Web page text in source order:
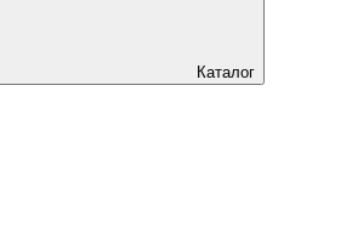
Каталог